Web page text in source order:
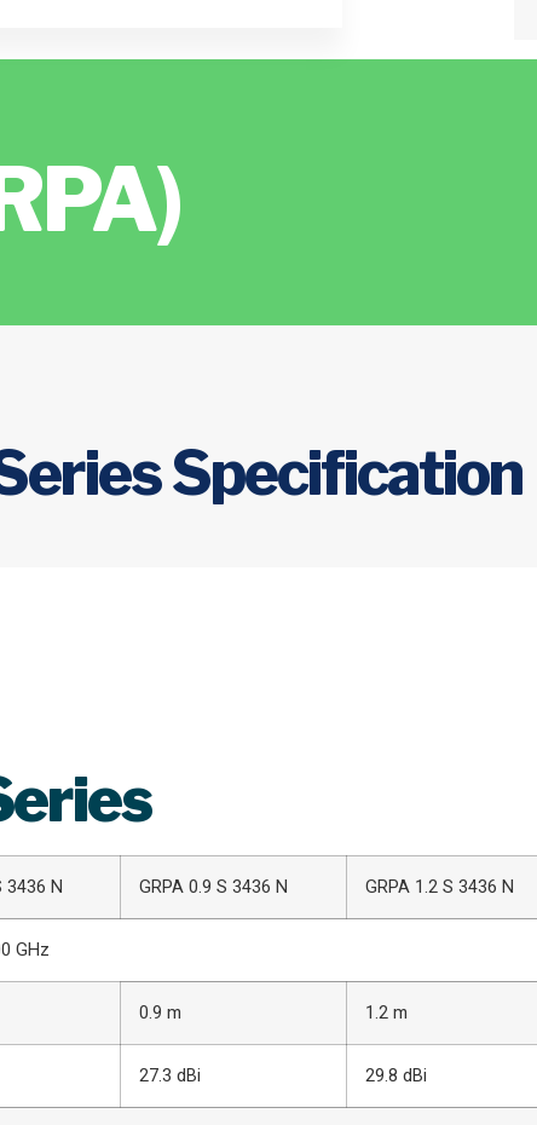
Specification
3436 N GRPA 0.9 S 3436 N GRPA 1.2 S 3436 N
GHz
0.9 m 1.2 m
27.3 dBi 29.8 dBi